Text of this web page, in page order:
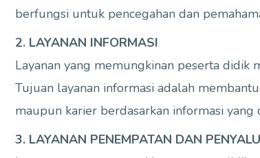
berfungsi untuk pencegahan dan
2. LAYANAN INFORMASI
Layanan yang memungkinan peserta didik
Tujuan layanan informasi adalah
maupun karier berdasarkan informasi
3. LAYANAN PENEMPATAN DAN